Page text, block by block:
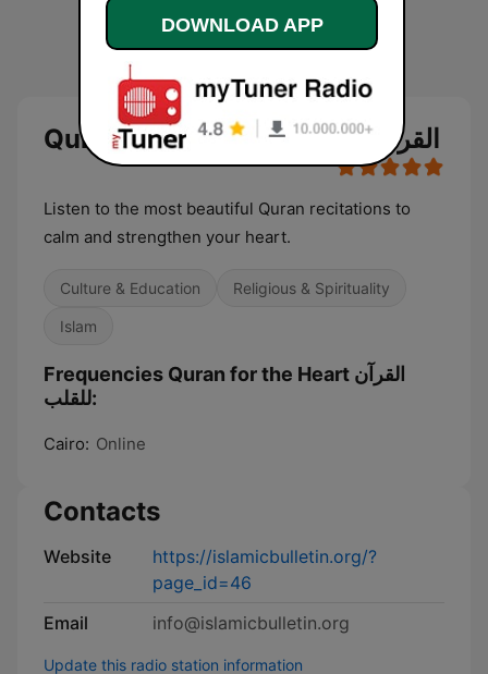
Quran for the Heart القرآن للقلب
Listen to the most beautiful Quran recitations to
calm and strengthen your heart.
Culture & Education Religious & Spirituality
Islam
Frequencies Quran for the Heart القرآن
للقلب:
Cairo: Online
Contacts
Website
https://islamicbulletin.org/?
page_id=46
Email
info@islamicbulletin.org
Update this radio station information
DOWNLOAD APP